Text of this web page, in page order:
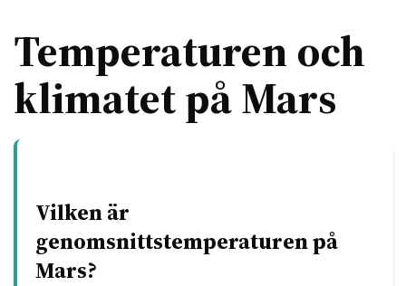
Temperaturen och
klimatet på Mars
Vilken är
genomsnittstemperaturen på
Mars?